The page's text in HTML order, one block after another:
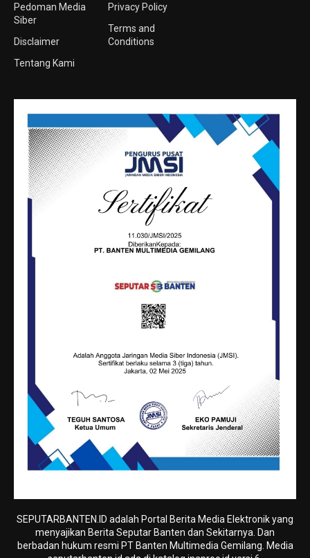
Pedoman Media
Siber
Disclaimer
Tentang Kami
Privacy Policy
Terms and
Conditions
SEPUTARBANTEN.ID adalah Portal Berita Media Elektronik yang
menyajikan Berita Seputar Banten dan Sekitarnya. Dan
berbadan hukum resmi PT Banten Multimedia Gemilang. Media